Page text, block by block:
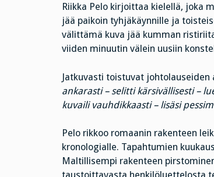
Riikka Pelo kirjoittaa kielellä, joka
jää paikoin tyhjäkäynnille ja
välittämä kuva jää kumman
viiden minuutin välein uusiin
Jatkuvasti toistuvat
ankarasti – selitti kärsivällisesti –
kuvaili vauhdikkaasti – lisäsi
Pelo rikkoo romaanin rakenteen
kronologialle. Tapahtumien
Maltillisempi rakenteen